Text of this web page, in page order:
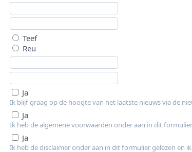
Teef
Reu
Ja
Ik blijf graag op de hoogte van het laatste nieuws via de
Ja
Ik heb de algemene voorwaarden onder aan in dit
Ja
Ik heb de disclaimer onder aan in dit formulier gelezen en